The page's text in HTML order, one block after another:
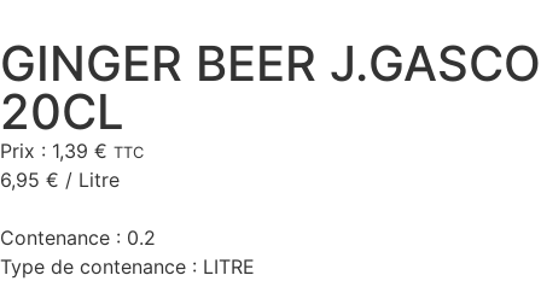
GINGER BEER J.GASCO
20CL
Prix : 1,39 € TTC
6,95 € / Litre
Contenance : 0.2
Type de contenance : LITRE